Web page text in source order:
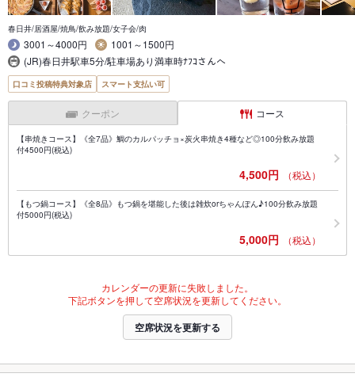
春日井/居酒屋/焼鳥/飲み放題/女子会/肉
3001～4000円
1001～1500円
(JR)春日井駅車5分/駐車場あり満車時ﾅﾌｺさんへ
口コミ投稿特典対象店 スマート支払い可
クーポン コース
【串焼きコース】《全7品》鯛のカルパッチョ×炭火串焼き4種など◎100分飲み放題
付4500円(税込)
4,500円 （税込）
【もつ鍋コース】《全8品》もつ鍋を堪能した後は雑炊orちゃんぽん♪100分飲み放題
付5000円(税込)
5,000円 （税込）
カレンダーの更新に失敗しました。
下記ボタンを押して空席状況を更新してください。
空席状況を更新する